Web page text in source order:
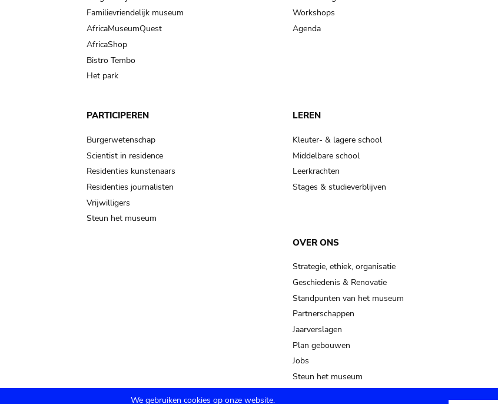
Familievriendelijk museum
AfricaMuseumQuest
AfricaShop
Bistro Tembo
Het park
Workshops
Agenda
PARTICIPEREN
Burgerwetenschap
Scientist in residence
Residenties kunstenaars
Residenties journalisten
Vrijwilligers
Steun het museum
LEREN
Kleuter- & lagere school
Middelbare school
Leerkrachten
Stages & studieverblijven
OVER ONS
Strategie, ethiek, organisatie
Geschiedenis & Renovatie
Standpunten van het museum
Partnerschappen
Jaarverslagen
Plan gebouwen
Jobs
Steun het museum
We gebruiken cookies op onze website.